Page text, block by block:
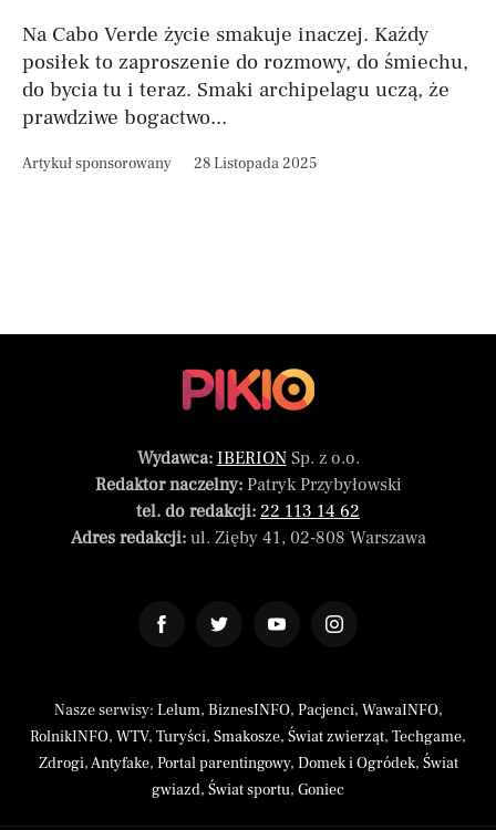
Na Cabo Verde życie smakuje inaczej. Każdy
posiłek to zaproszenie do rozmowy, do śmiechu,
do bycia tu i teraz. Smaki archipelagu uczą, że
prawdziwe bogactwo...
Artykuł sponsorowany 28 Listopada 2025
Wydawca: IBERIONSp. z o.o.
Redaktor naczelny:Patryk Przybyłowski
tel. do redakcji: 22 113 14 62
Adres redakcji:ul. Zięby 41, 02-808 Warszawa
Nasze serwisy: Lelum, BiznesINFO, Pacjenci, WawaINFO,
RolnikINFO, WTV, Turyści, Smakosze, Świat zwierząt, Techgame,
Zdrogi,Antyfake, Portal parentingowy, Domek i Ogródek, Świat
gwiazd, Świat sportu, Goniec